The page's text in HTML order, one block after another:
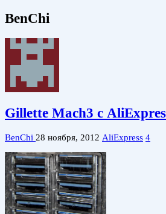
BenChi
Gillette Mach3 с
BenChi 28 ноября, 2012 AliExpress 4